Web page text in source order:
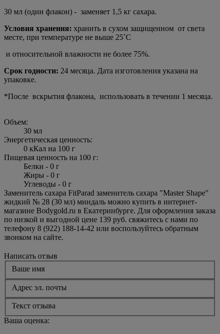
30 мл (один флакон) - заменяет 1,5 кг сахара.
Условия хранения: хранить в сухом защищенном от света
месте, при температуре не выше 25˚С
и относительной влажности не более 75%.
Срок годности: 24 месяца. Дата изготовления указана на
упаковке.
*После вскрытия флакона, использовать в течении 1 месяца.
Объем:
30 мл
Энергетическая ценность:
0 кКал на 100 г
Пищевая ценность на 100 г:
Белки - 0 г
Жиры - 0 г
Углеводы - 0 г
Заменитель сахара FitParad заменитель сахара "Master Shape"
жидкий № 28 (30 мл) миндаль можно купить в интернет-
магазине Bodygold.ru в Екатеринбурге. Для оформления заказа
по низкой и выгодной цене 139 руб. свяжитесь с нами по
телефону 8 (922) 188-14-42 или воспользуйтесь обратным
звонком на сайте.
Написать отзыв
Ваше имя
Адрес эл. почты
Текст отзыва
Ваша оценка: